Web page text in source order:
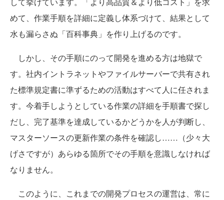
めて、作業手順を詳細に定義し体系づけて、結果として
水も漏らさぬ「百科事典」を作り上げるのです。
しかし、その手順にのって開発を進める方は地獄で
す。社内イントラネットやファイルサーバーで共有され
た標準規定書に準ずるための活動はすべて人に任されま
す。今着手しようとしている作業の詳細を手順書で探し
だし、完了基準を達成しているかどうかを人が判断し、
マスターソースの更新作業の条件を確認し……（少々大
げさですが）あらゆる箇所でその手順を意識しなければ
なりません。
このように、これまでの開発プロセスの運営は、常に